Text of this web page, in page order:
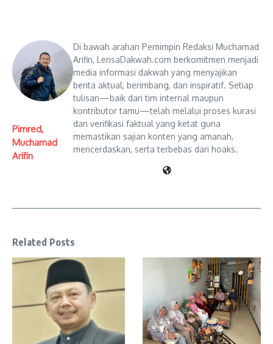
Pimred,
Muchamad
Arifin
Di bawah arahan Pemimpin Redaksi Muchamad
Arifin, LensaDakwah.com berkomitmen menjadi
media informasi dakwah yang menyajikan
berita aktual, berimbang, dan inspiratif. Setiap
tulisan—baik dari tim internal maupun
kontributor tamu—telah melalui proses kurasi
dan verifikasi faktual yang ketat guna
memastikan sajian konten yang amanah,
mencerdaskan, serta terbebas dari hoaks.
Related Posts